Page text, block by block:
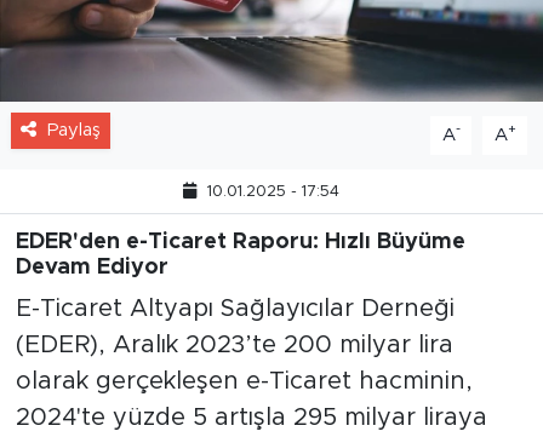
Paylaş A- A+
10.01.2025 - 17:54
EDER'den e-Ticaret Raporu: Hızlı Büyüme
Devam Ediyor
E-Ticaret Altyapı Sağlayıcılar Derneği
(EDER), Aralık 2023’te 200 milyar lira
olarak gerçekleşen e-Ticaret hacminin,
2024'te yüzde 5 artışla 295 milyar liraya